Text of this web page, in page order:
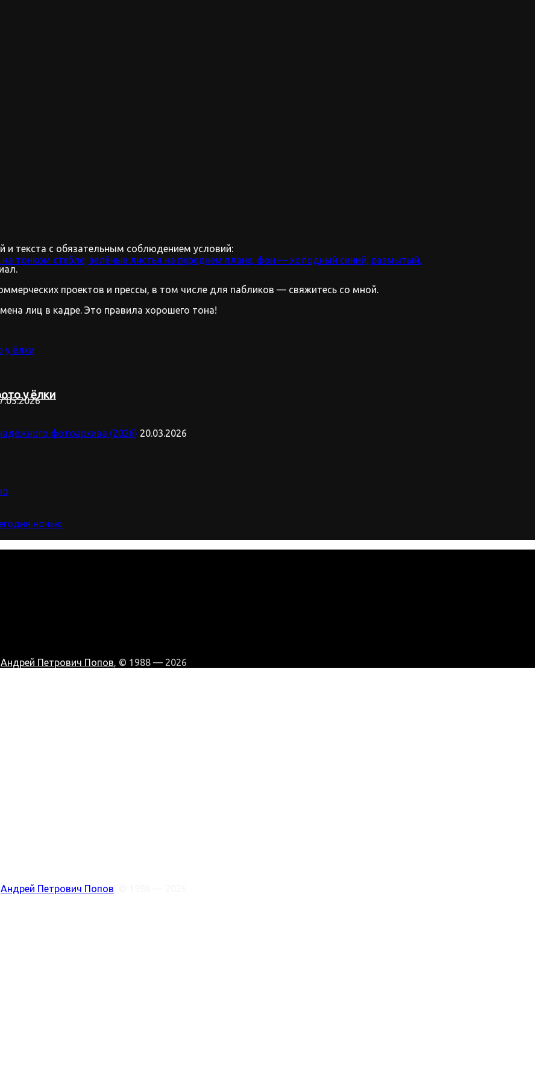
у ёлки
и текста с обязательным соблюдением условий:
проектов и прессы, в том числе для пабликов — свяжитесь со мной.
лиц в кадре. Это правила хорошего тона!
фотоархива (2026) 20.03.2026
ночью
Андрей Петрович Попов, © 1988 — 2026
Андрей Петрович Попов